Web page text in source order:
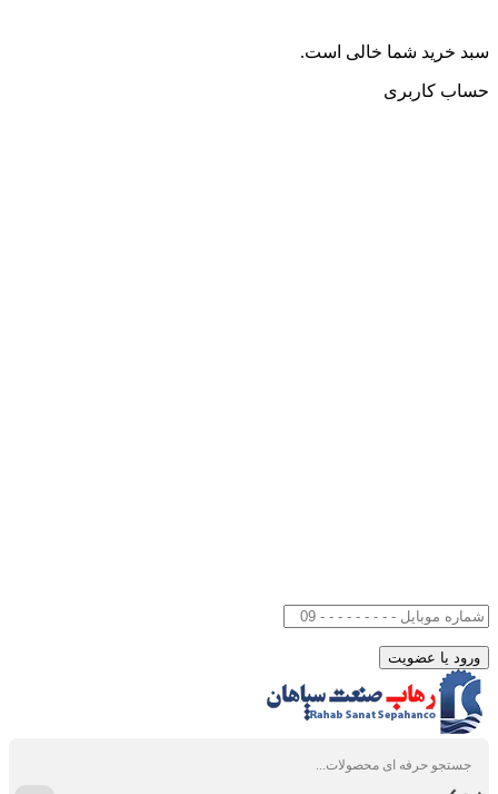
سبد خرید شما خالی است.
حساب کاربری